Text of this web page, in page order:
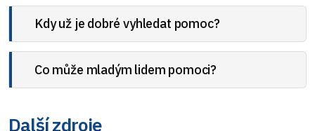
Kdy už je dobré vyhledat pomoc?
Co může mladým lidem pomoci?
Další zdroje